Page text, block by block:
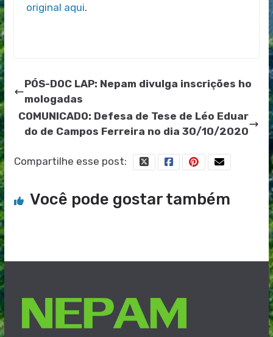
original aqui.
PÓS-DOC LAP: Nepam divulga inscrições ho
mologadas
COMUNICADO: Defesa de Tese de Léo Eduar
do de Campos Ferreira no dia 30/10/2020
Compartilhe esse post:
Você pode gostar também